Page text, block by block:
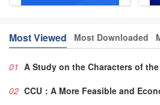
Most Viewed Most Downloaded
01
02